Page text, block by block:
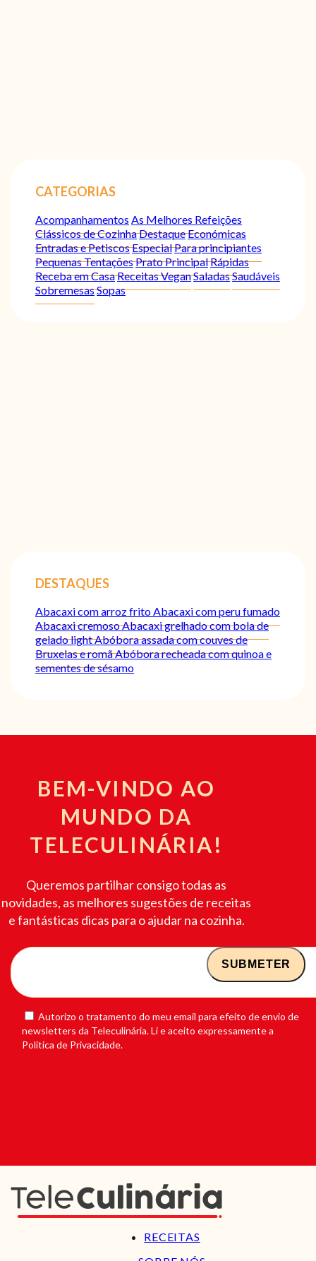
CATEGORIAS
Acompanhamentos As Melhores Refeições
Clássicos de CozinhaDestaqueEconómicas
Entradas e PetiscosEspecialPara principiantes
Pequenas TentaçõesPrato PrincipalRápidas
Receba em CasaReceitas VeganSaladasSaudáveis
SobremesasSopas
DESTAQUES
Abacaxi com arroz frito Abacaxi com peru fumado
Abacaxi cremosoAbacaxi grelhado com bola de
gelado lightAbóbora assada com couves de
Bruxelas e romãAbóbora recheada com quinoa e
sementes de sésamo
BEM-VINDO AO
MUNDO DA
TELECULINÁRIA!
Queremos partilhar consigo todas as
novidades, as melhores sugestões de receitas
e fantásticas dicas para o ajudar na cozinha.
Autorizo o tratamento do meu email para efeito de envio de
newsletters da Teleculinária. Li e aceito expressamente a
Política de Privacidade.
RECEITAS